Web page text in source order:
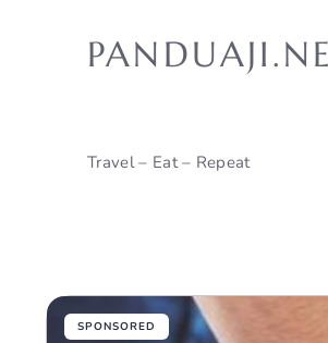
Travel – Eat – Repeat
SPONSORED